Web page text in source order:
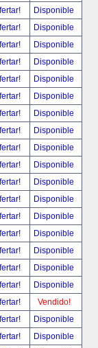
Disponible
Disponible
Disponible
Disponible
Disponible
Disponible
Disponible
Disponible
Disponible
Disponible
Disponible
Disponible
Disponible
Disponible
Disponible
Disponible
Disponible
Vendido!
Disponible
Disponible